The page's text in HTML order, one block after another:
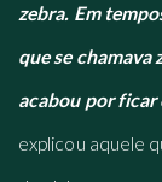
zebra. Em
que se chamava
acabou por ficar
explicou aquele